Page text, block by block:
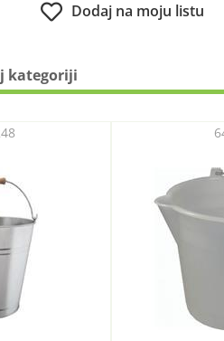
Dodaj na moju listu
kategoriji